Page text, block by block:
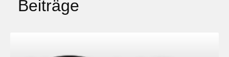
Beiträge